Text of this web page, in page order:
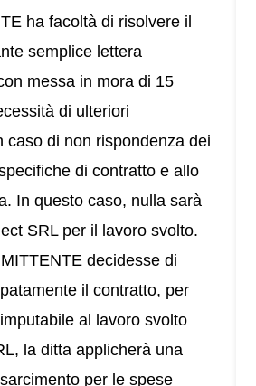
ha facoltà di risolvere il
semplice lettera
messa in mora di 15
di ulteriori
caso di non rispondenza dei
di contratto e allo
In questo caso, nulla sarà
SRL per il lavoro svolto.
decidesse di
il contratto, per
al lavoro svolto
la ditta applicherà una
per le spese